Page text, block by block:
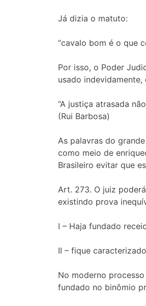
Já dizia o matuto:
“cavalo bom é o que
Por isso, o Poder
usado
“A justiça atrasada
(Rui Barbosa)
As palavras do
como meio de
Brasileiro evitar que
Art. 273. O juiz
existindo prova
I – Haja fundado
II – fique
No moderno
fundado no binômio